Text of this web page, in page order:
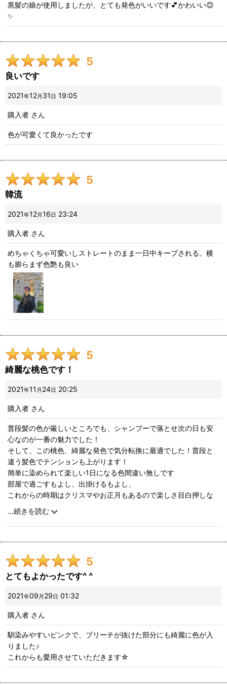
黒髪の娘が使用しましたが、とても発色がいいです💕かわいい😊
✨
5
良いです
2021年12月 31 日 19:05
購入者 さん
色が可愛くて良かったです
5
韓流
2021年12月 16 日 23:24
購入者 さん
めちゃくちゃ可愛いしストレートのまま一日中キープされる。横
も膨らまず色艶も良い
5
綺麗な桃色です！
2021年11 月 24日 20:25
購入者 さん
普段髪の色が厳しいところでも、シャンプーで落とせ次の日も安
心なのが一番の魅力でした！
そして、この桃色、綺麗な発色で気分転換に最適でした！普段と
違う髪色でテンションも上がります！
簡単に染められて楽しい1日になる色間違い無しです
部屋で過ごすもよし、出掛けるもよし、
これからの時期はクリスマやお正月もあるので楽しさ目白押しな
気がしてます
...続きを読む
5
とてもよかったです^ ^
2021年09 月 29 日 01:32
購入者 さん
馴染みやすいピンクで、ブリーチが抜けた部分にも綺麗に色が入
りました♪
これからも愛用させていただきます☆